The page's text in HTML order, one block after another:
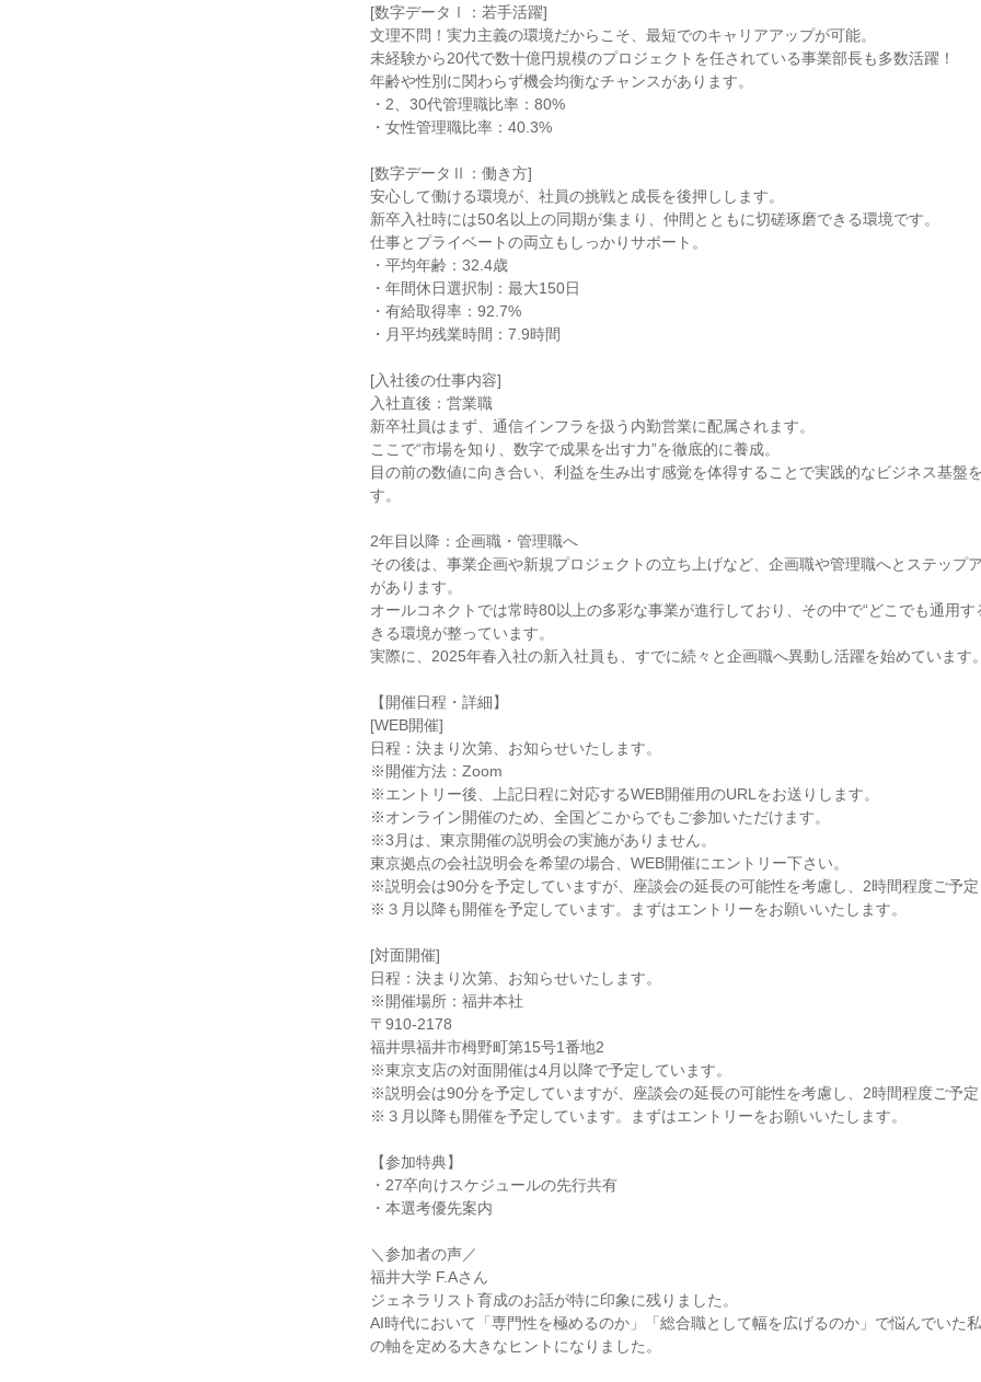
[数字データⅠ：若手活躍]
文理不問！実力主義の環境だからこそ、最短でのキャリアアップが可能。
未経験から20代で数十億円規模のプロジェクトを任されている事業部長も多数活躍！
年齢や性別に関わらず機会均衡なチャンスがあります。
・2、30代管理職比率：80%
・女性管理職比率：40.3%
[数字データⅡ：働き方]
安心して働ける環境が、社員の挑戦と成長を後押しします。
新卒入社時には50名以上の同期が集まり、仲間とともに切磋琢磨できる環境です。
仕事とプライベートの両立もしっかりサポート。
・平均年齢：32.4歳
・年間休日選択制：最大150日
・有給取得率：92.7%
・月平均残業時間：7.9時間
[入社後の仕事内容]
入社直後：営業職
新卒社員はまず、通信インフラを扱う内勤営業に配属されます。
ここで“市場を知り、数字で成果を出す力”を徹底的に養成。
目の前の数値に向き合い、利益を生み出す感覚を体得することで実践的なビジネス基盤
す。
2年目以降：企画職・管理職へ
その後は、事業企画や新規プロジェクトの立ち上げなど、企画職や管理職へとステップ
があります。
オールコネクトでは常時80以上の多彩な事業が進行しており、その中で“どこでも通用す
きる環境が整っています。
実際に、2025年春入社の新入社員も、すでに続々と企画職へ異動し活躍を始めています。
【開催日程・詳細】
[WEB開催]
日程：決まり次第、お知らせいたします。
※開催方法：Zoom
※エントリー後、上記日程に対応するWEB開催用のURLをお送りします。
※オンライン開催のため、全国どこからでもご参加いただけます。
※3月は、東京開催の説明会の実施がありません。
東京拠点の会社説明会を希望の場合、WEB開催にエントリー下さい。
※説明会は90分を予定していますが、座談会の延長の可能性を考慮し、2時間程度ご予定
※３月以降も開催を予定しています。まずはエントリーをお願いいたします。
[対面開催]
日程：決まり次第、お知らせいたします。
※開催場所：福井本社
〒910-2178
福井県福井市栂野町第15号1番地2
※東京支店の対面開催は4月以降で予定しています。
※説明会は90分を予定していますが、座談会の延長の可能性を考慮し、2時間程度ご予定
※３月以降も開催を予定しています。まずはエントリーをお願いいたします。
【参加特典】
・27卒向けスケジュールの先行共有
・本選考優先案内
＼参加者の声／
福井大学 F.Aさん
ジェネラリスト育成のお話が特に印象に残りました。
AI時代において「専門性を極めるのか」「総合職として幅を広げるのか」で悩んでいた
の軸を定める大きなヒントになりました。